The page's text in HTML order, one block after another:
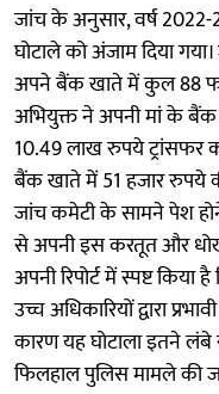
जांच के अनुसार, वर्ष
घोटाले को अंजाम दिया
अपने बैंक खाते में कुल 88
अभियुक्त ने अपनी मां के
10.49 लाख रुपये ट्रांसफर
बैंक खाते में 51 हजार रुपये
जांच कमेटी के सामने पेश
से अपनी इस करतूत और
अपनी रिपोर्ट में स्पष्ट
उच्च अधिकारियों द्वारा
कारण यह घोटाला इतने
फिलहाल पुलिस मामले की